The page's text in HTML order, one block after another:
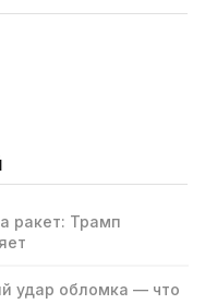
ракет: Трамп
удар обломка — что